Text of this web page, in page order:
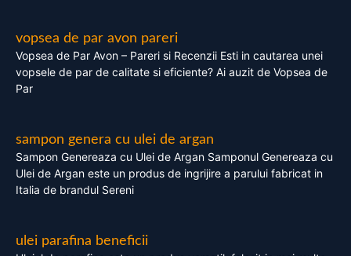
vopsea de par avon pareri
Vopsea de Par Avon – Pareri si Recenzii Esti in cautarea unei
vopsele de par de calitate si eficiente? Ai auzit de Vopsea de
Par
sampon genera cu ulei de argan
Sampon Genereaza cu Ulei de Argan Samponul Genereaza cu
Ulei de Argan este un produs de ingrijire a parului fabricat in
Italia de brandul Sereni
ulei parafina beneficii